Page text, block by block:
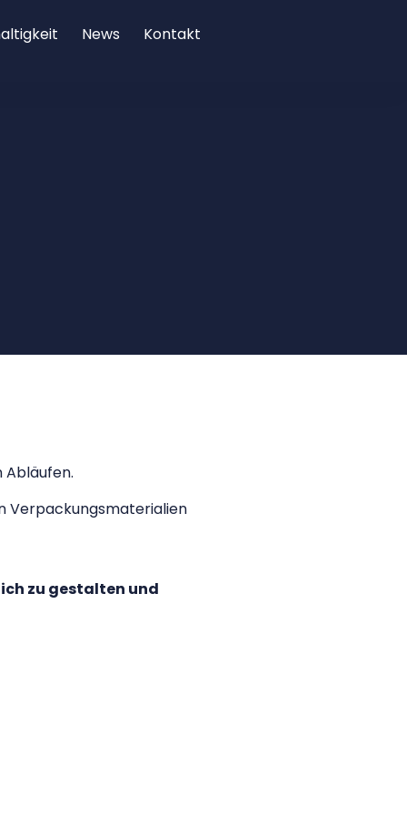
News Kontakt
Abläufen.
Verpackungsmaterialien
zu gestalten und